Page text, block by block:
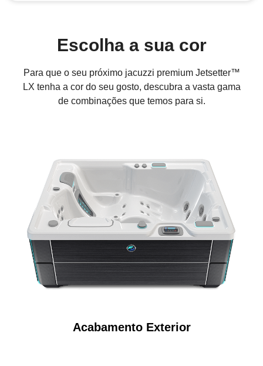
Escolha a sua cor
Para que o seu próximo jacuzzi premium Jetsetter™
LX tenha a cor do seu gosto, descubra a vasta gama
de combinações que temos para si.
Acabamento Exterior